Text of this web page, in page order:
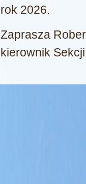
rok 2026.
Zaprasza
kierownik
Nawisko